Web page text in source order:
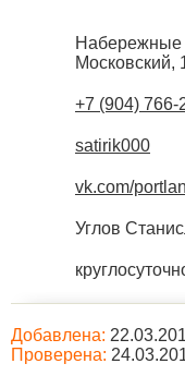
Московский,
+7 (904) 766-
satirik000
vk.com/
Углов
Добавлена:
Проверена: